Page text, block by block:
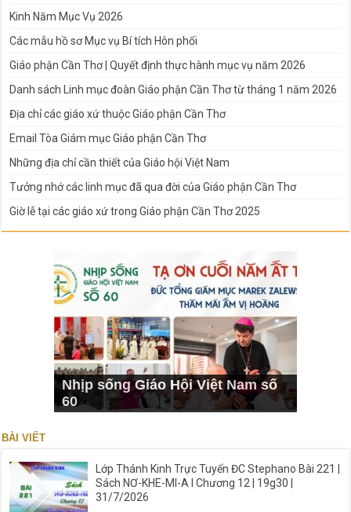
Kinh Năm Mục Vụ 2026
Các mẫu hồ sơ Mục vụ Bí tích Hôn phối
Giáo phận Cần Thơ | Quyết định thực hành mục vụ năm 2026
Danh sách Linh mục đoàn Giáo phận Cần Thơ từ tháng 1 năm 2026
Địa chỉ các giáo xứ thuộc Giáo phận Cần Thơ
Email Tòa Giám mục Giáo phận Cần Thơ
Những địa chỉ cần thiết của Giáo hội Việt Nam
Tưởng nhớ các linh mục đã qua đời của Giáo phận Cần Thơ
Giờ lễ tại các giáo xứ trong Giáo phận Cần Thơ 2025
Nhịp sống Giáo Hội Việt Nam số
60
BÀI VIẾT
Lớp Thánh Kinh Trực Tuyến ĐC Stephano Bài 221 |
Sách NƠ-KHE-MI-A I Chương 12 | 19g30 |
31/7/2026